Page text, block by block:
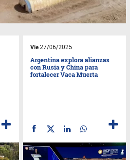
Vie27/06/2025
Argentina explora alianzas
con Rusia y China para
fortalecer Vaca Muerta